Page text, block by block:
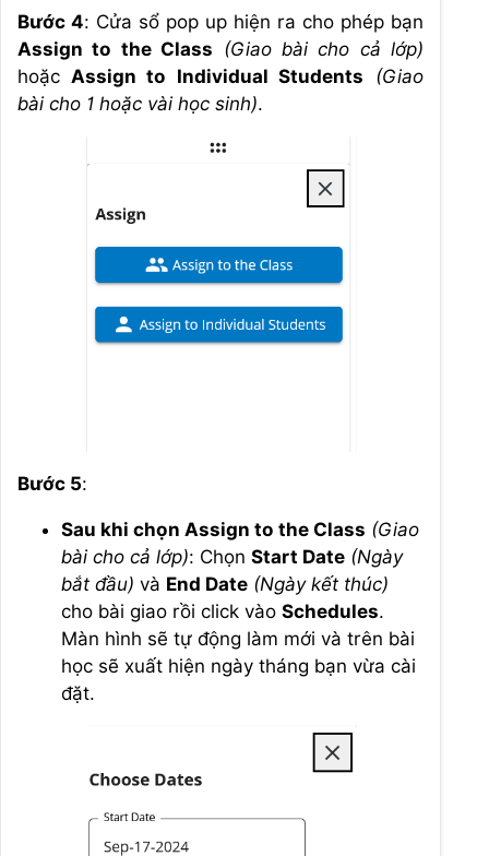
Bước 4: Cửa sổ pop up hiện ra cho phép bạn
Assign to the Class (Giao bài cho cả lớp)
hoặc Assign to Individual Students
(Giao
bài cho 1 hoặc vài học sinh).
Bước 5:
Sau khi chọn Assign to the Class (Giao
bài cho cả lớp): Chọn Start Date (Ngày
bắt đầu) và End Date (Ngày kết thúc)
cho bài giao rồi click vào Schedules.
Màn hình sẽ tự động làm mới và trên bài
học sẽ xuất hiện ngày tháng bạn vừa cài
đặt.